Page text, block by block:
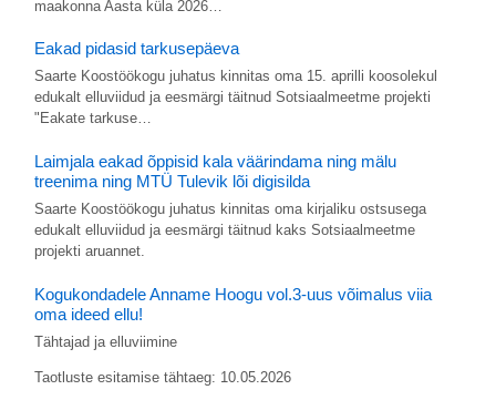
maakonna Aasta küla 2026…
Eakad pidasid tarkusepäeva
Saarte Koostöökogu juhatus kinnitas oma 15. aprilli koosolekul
edukalt elluviidud ja eesmärgi täitnud Sotsiaalmeetme projekti
"Eakate tarkuse…
Laimjala eakad õppisid kala väärindama ning mälu
treenima ning MTÜ Tulevik lõi digisilda
Saarte Koostöökogu juhatus kinnitas oma kirjaliku ostsusega
edukalt elluviidud ja eesmärgi täitnud kaks Sotsiaalmeetme
projekti aruannet.
Kogukondadele Anname Hoogu vol.3-uus võimalus viia
oma ideed ellu!
Tähtajad ja elluviimine
Taotluste esitamise tähtaeg: 10.05.2026